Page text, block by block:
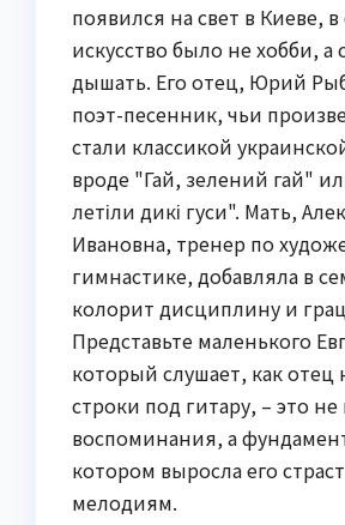
появился на свет в Киеве, в
искусство было не хобби, а
дышать. Его отец, Юрий
поэт-песенник, чьи
стали классикой
вроде "Гай, зелений гай"
летіли дикі гуси". Мать,
Ивановна, тренер по
гимнастике, добавляла в
колорит дисциплину и
Представьте маленького
который слушает, как отец
строки под гитару, – это не
воспоминания, а
котором выросла его
мелодиям.